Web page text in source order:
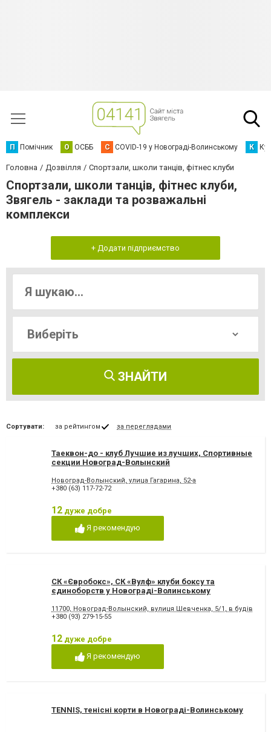
П Помічник О ОСББ C COVID-19 у Новограді-Волинському К
Головна Дозвілля Спортзали, школи танців, фітнес клуби
Спортзали, школи танців, фітнес клуби,
Звягель - заклади та розважальні
комплекси
+ Додати підприємство
ЗНАЙТИ
Сортувати: за рейтингом за переглядами
Таеквон-до - клуб Лучшие из лучших, Спортивные
секции Новоград-Волынский
Новоград-Волынский, улица Гагарина, 52-а
+380 (63) 117-72-72
12 дуже добре
Я рекомендую
СК «Євробокс», СК «Вулф» клуби боксу та
єдиноборств у Новограді-Волинському
11700, Новоград-Волынский, вулиця Шевченка, 5/1, в будівлі
+380 (93) 279-15-55
12 дуже добре
Я рекомендую
TENNIS, тенісні корти в Новограді-Волинському